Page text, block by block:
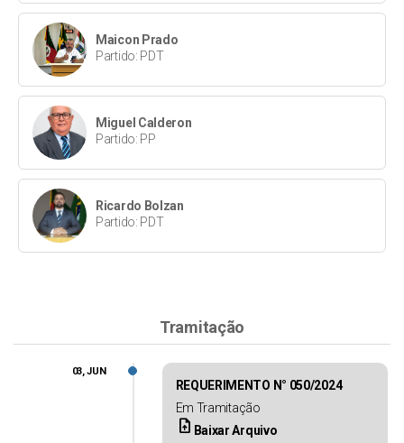
Maicon Prado
Partido: PDT
Miguel Calderon
Partido: PP
Ricardo Bolzan
Partido: PDT
Tramitação
REQUERIMENTO N° 050/2024
Em Tramitação
upload_file Baixar Arquivo
03, JUN